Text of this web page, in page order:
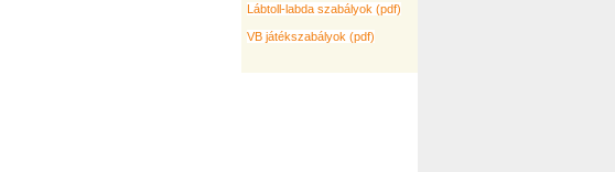
Lábtoll-labda szabályok (pdf)
VB játékszabályok (pdf)